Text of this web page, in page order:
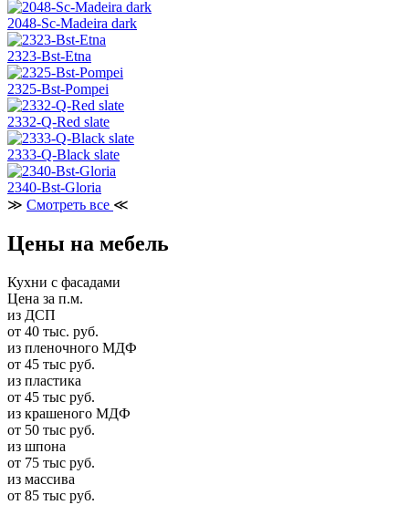
2048-Sc-Madeira dark
2323-Bst-Etna
2325-Bst-Pompei
2332-Q-Red slate
2333-Q-Black slate
2340-Bst-Gloria
≫ Смотреть все ≪
Цены на мебель
Кухни с фасадами
Цена за п.м.
из ДСП
от 40 тыс. руб.
из пленочного МДФ
от 45 тыс руб.
из пластика
от 45 тыс руб.
из крашеного МДФ
от 50 тыс руб.
из шпона
от 75 тыс руб.
из массива
от 85 тыс руб.